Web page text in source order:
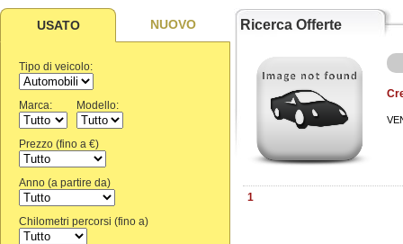
USATO NUOVO
Tipo di veicolo:
Marca: Modello:
Prezzo (fino a €)
Anno (a partire da)
Chilometri percorsi (fino a)
Ricerca Offerte
1